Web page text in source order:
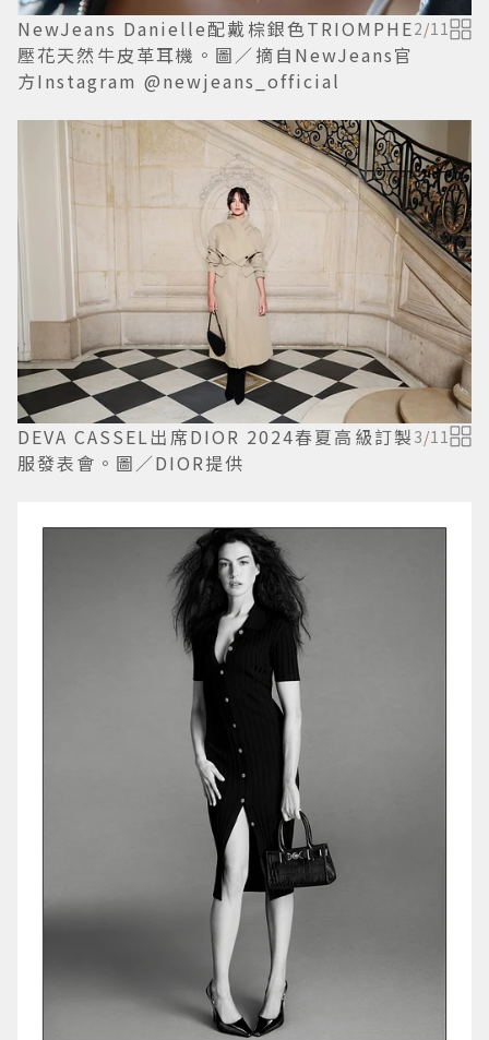
NewJeans Danielle配戴棕銀色TRIOMPHE
壓花天然牛皮革耳機。圖／摘自NewJeans官
方Instagram @newjeans_official
2/11
DEVA CASSEL出席DIOR 2024春夏高級訂製
服發表會。圖／DIOR提供
3/11